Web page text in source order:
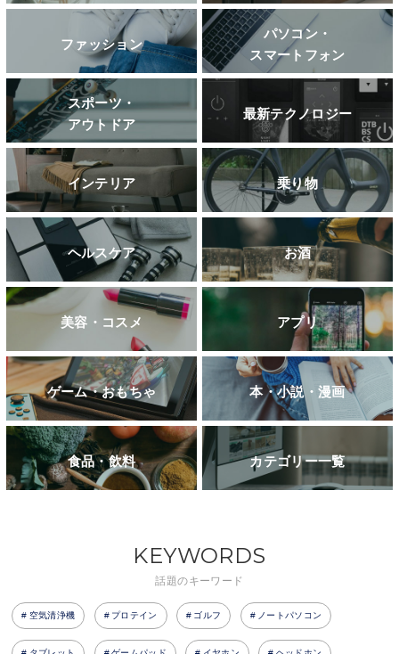
ファッション
パソコン・
スマートフォン
スポーツ・
アウトドア
最新テクノロジー
インテリア 乗り物
ヘルスケア お酒
美容・コスメ アプリ
ゲーム・おもちゃ 本・小説・漫画
食品・飲料 カテゴリー一覧
KEYWORDS
話題のキーワード
空気清浄機 プロテイン ゴルフ ノートパソコン